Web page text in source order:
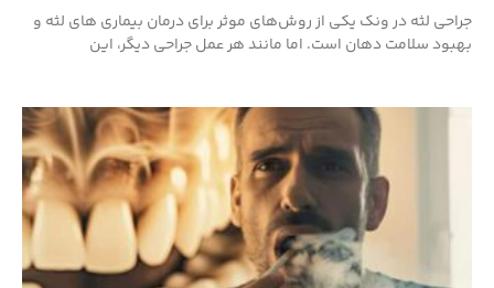
جراحی لثه در ونک یکی از روش‌های موثر برای درمان بیماری های لثه و
بهبود سلامت دهان است. اما مانند هر عمل جراحی دیگر، این